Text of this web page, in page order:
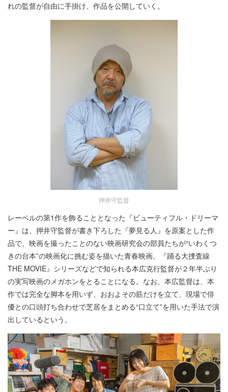
れの監督が自由に手掛け、作品を公開していく。
押井守監督
レーベルの第1作を飾ることとなった『ビューティフル・ドリーマ
ー』は、押井守監督が書き下ろした『夢見る人』を原案とした作
品で、映画を撮ったことのない映画研究会の部員たちが“いわくつ
きの台本”の映画化に挑む姿を描いた青春映画。『踊る大捜査線
THE MOVIE』シリーズなどで知られる本広克行監督が２年半ぶり
の実写映画のメガホンをとることになる。なお、本広監督は、本
作では完全な脚本を用いず、おおよその筋だけを立て、現場で俳
優との口頭打ち合わせで芝居をまとめる“口立て”を用いた手法で演
出しているという。